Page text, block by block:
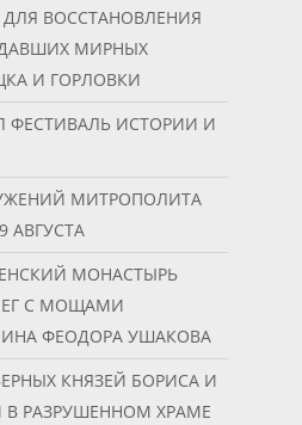
ВОССТАНОВЛЕНИЯ
МИРНЫХ
И ГОРЛОВКИ
ФЕСТИВАЛЬ ИСТОРИИ И
МИТРОПОЛИТА
АВГУСТА
МОНАСТЫРЬ
С МОЩАМИ
ФЕОДОРА УШАКОВА
КНЯЗЕЙ БОРИСА И
В РАЗРУШЕННОМ ХРАМЕ